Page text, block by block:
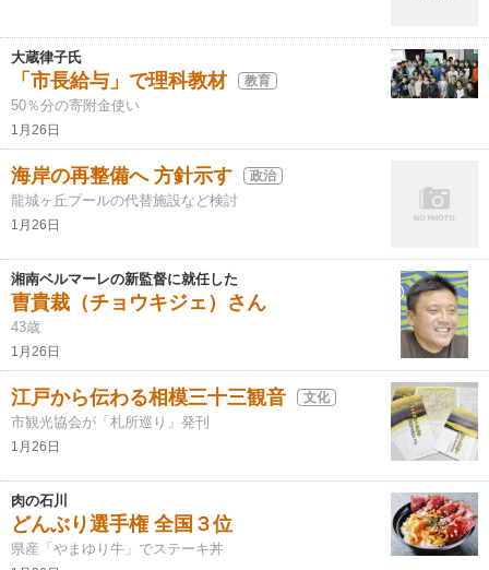
大蔵律子氏
「市長給与」で理科教材 教育
50％分の寄附金使い
1月26日
海岸の再整備へ 方針示す 政治
龍城ヶ丘プールの代替施設など検討
1月26日
湘南ベルマーレの新監督に就任した
曺貴裁（チョウキジェ）さん
43歳
1月26日
江戸から伝わる相模三十三観音 文化
市観光協会が「札所巡り」発刊
1月26日
肉の石川
どんぶり選手権 全国３位
県産「やまゆり牛」でステーキ丼